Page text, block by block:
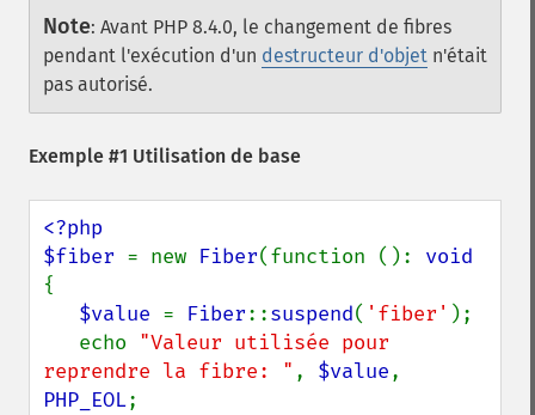
Note: Avant PHP 8.4.0, le changement de fibres
pendant l'exécution d'un destructeur d'objet n'était
pas autorisé.
Exemple #1 Utilisation de base
<?php
$fiber = new Fiber(function ():
{
$value = Fiber::suspend( 'fiber' );
   echo
"Valeur utilisée pour
reprendre la fibre: " , $value
PHP_EOL;